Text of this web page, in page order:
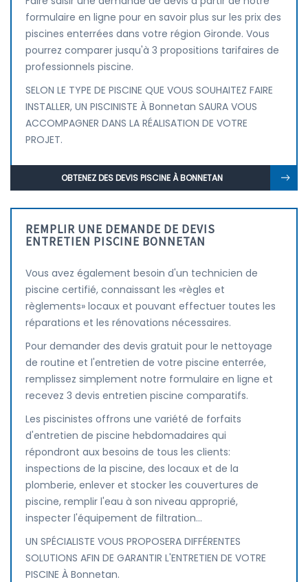
formulaire en ligne pour en savoir plus sur les prix des
piscines enterrées dans votre région Gironde. Vous
pourrez comparer jusqu'à 3 propositions tarifaires de
professionnels piscine.
SELON LE TYPE DE PISCINE QUE VOUS SOUHAITEZ FAIRE
INSTALLER, UN PISCINISTE À Bonnetan SAURA VOUS
ACCOMPAGNER DANS LA RÉALISATION DE VOTRE
PROJET.
OBTENEZ DES DEVIS PISCINE À BONNETAN
REMPLIR UNE DEMANDE DE DEVIS
ENTRETIEN PISCINE BONNETAN
Vous avez également besoin d'un technicien de
piscine certifié, connaissant les «règles et
règlements» locaux et pouvant effectuer toutes les
réparations et les rénovations nécessaires.
Pour demander des devis gratuit pour le nettoyage
de routine et l'entretien de votre piscine enterrée,
remplissez simplement notre formulaire en ligne et
recevez 3 devis entretien piscine comparatifs.
Les piscinistes offrons une variété de forfaits
d'entretien de piscine hebdomadaires qui
répondront aux besoins de tous les clients:
inspections de la piscine, des locaux et de la
plomberie, enlever et stocker les couvertures de
piscine, remplir l'eau à son niveau approprié,
inspecter l'équipement de filtration...
UN SPÉCIALISTE VOUS PROPOSERA DIFFÉRENTES
SOLUTIONS AFIN DE GARANTIR L'ENTRETIEN DE VOTRE
PISCINE À Bonnetan.